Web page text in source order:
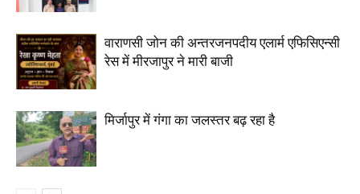
वाराणसी जोन की अन्तरजनपदीय एलार्म एफिसिएन्सी
रेस में मीरजापुर ने मारी बाजी
मिर्जापुर में गंगा का जलस्तर बढ़ रहा है